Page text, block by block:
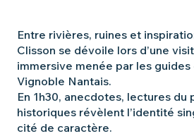
Entre rivières, ruines et
Clisson se dévoile lors d’une
immersive menée par les
Vignoble Nantais.
En 1h30, anecdotes, lectures du
historiques révèlent l’identité
cité de caractère.